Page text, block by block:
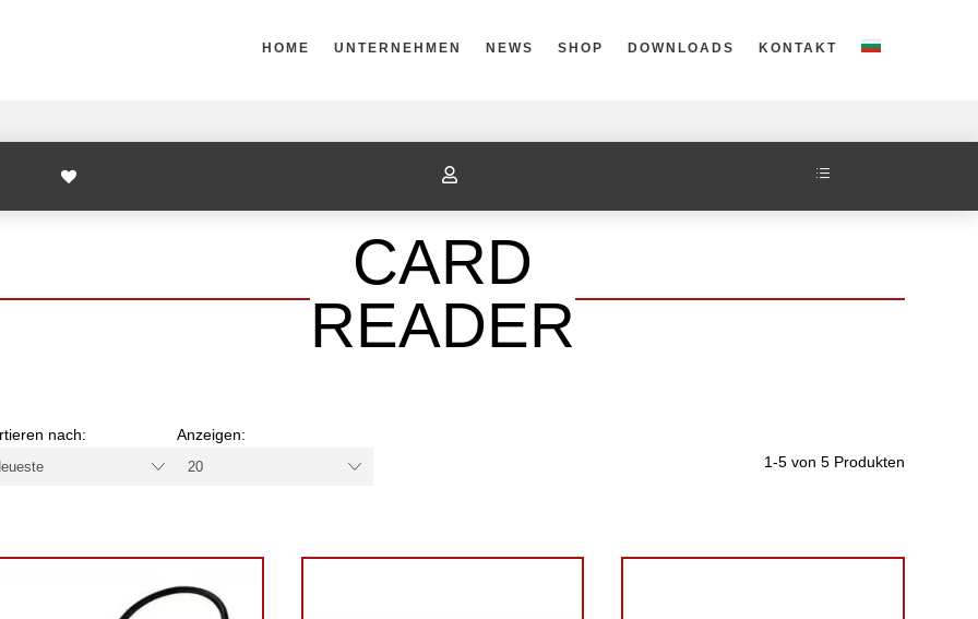
HOME UNTERNEHMEN NEWS SHOP DOWNLOADS KONTAKT
 d
CARD
READER
nach:
Anzeigen:
1-5 von 5 Produkten